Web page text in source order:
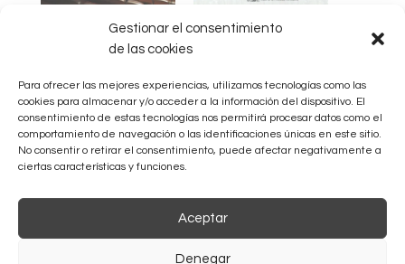
Gestionar el consentimiento
de las cookies
Para ofrecer las mejores experiencias, utilizamos tecnologías como las
cookies para almacenar y/o acceder a la información del dispositivo. El
consentimiento de estas tecnologías nos permitirá procesar datos como el
comportamiento de navegación o las identificaciones únicas en este sitio.
No consentir o retirar el consentimiento, puede afectar negativamente a
ciertas características y funciones.
Aceptar
Denegar
Donde hay música
En «Próximos eventos»
Concierto de
Carmina Burana
En «Eventos recientes